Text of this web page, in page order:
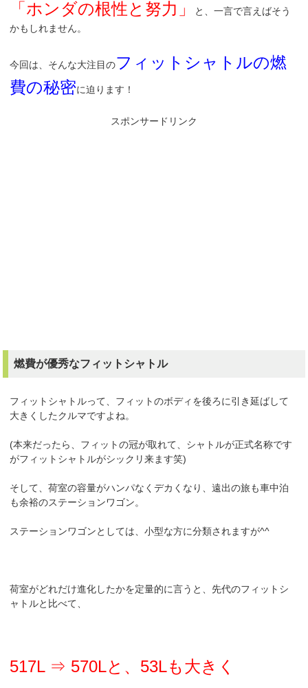
「ホンダの根性と努力」
と、一言で言えばそう
かもしれません。
今回は、そんな大注目のフィットシャトルの燃
費の秘密に迫ります！
スポンサードリンク
燃費が優秀なフィットシャトル
フィットシャトルって、フィットのボディを後ろに引き延ばして
大きくしたクルマですよね。
(本来だったら、フィットの冠が取れて、シャトルが正式名称です
がフィットシャトルがシックリ来ます笑)
そして、荷室の容量がハンパなくデカくなり、遠出の旅も車中泊
も余裕のステーションワゴン。
ステーションワゴンとしては、小型な方に分類されますが^^
荷室がどれだけ進化したかを定量的に言うと、先代のフィットシ
ャトルと比べて、
517L ⇒ 570Lと、 53Lも大きく